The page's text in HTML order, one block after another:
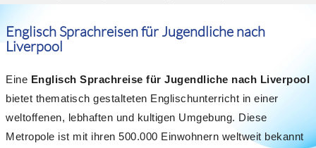
Englisch Sprachreisen für Jugendliche nach
Liverpool
Eine Englisch Sprachreise für Jugendliche nach Liverpool
bietet thematisch gestalteten Englischunterricht in einer
weltoffenen, lebhaften und kultigen Umgebung. Diese
Metropole ist mit ihren 500.000 Einwohnern weltweit bekannt